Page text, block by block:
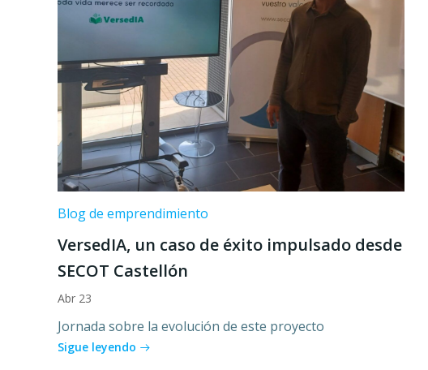
Blog de emprendimiento
VersedIA, un caso de éxito impulsado desde
SECOT Castellón
Abr 23
Jornada sobre la evolución de este proyecto
Sigue leyendo